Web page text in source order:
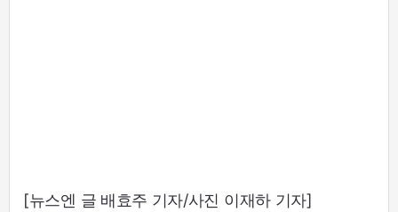
[뉴스엔 글 배효주 기자/사진 이재하 기자]